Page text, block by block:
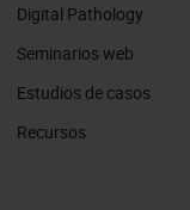
Digital Pathology
Seminarios web
Estudios de casos
Recursos